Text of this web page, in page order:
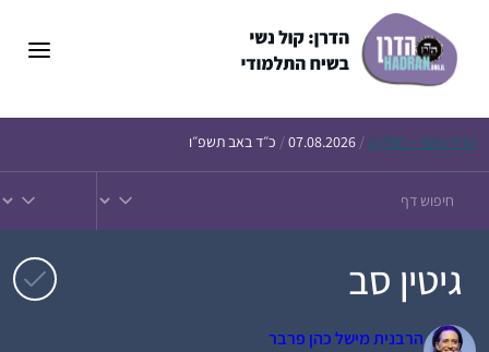
הדף היומי – חולין ק /
07.08.2026
/ כ״ד באב תשפ״ו
גיטין סב
הרבנית מישל כהן פרבר